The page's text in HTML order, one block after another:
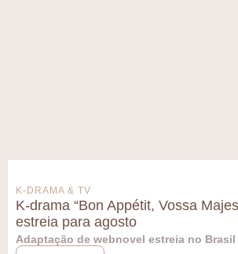
K-DRAMA & TV
K-drama “Bon Appétit, Vossa
estreia para agosto
Adaptação de webnovel estreia no